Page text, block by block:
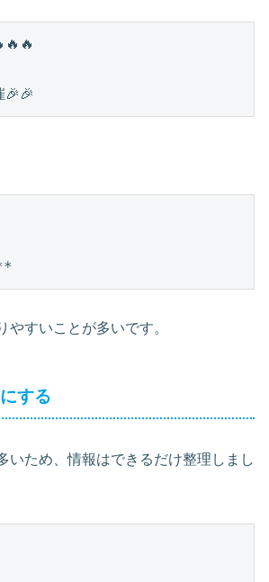
やすいことが多いです。
する
いため、情報はできるだけ整理しまし